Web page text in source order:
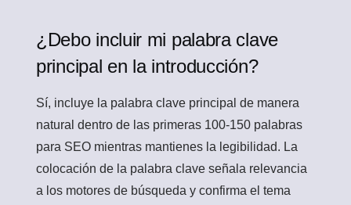
¿Debo incluir mi palabra clave
principal en la introducción?
Sí, incluye la palabra clave principal de manera
natural dentro de las primeras 100-150 palabras
para SEO mientras mantienes la legibilidad. La
colocación de la palabra clave señala relevancia
a los motores de búsqueda y confirma el tema